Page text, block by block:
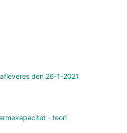
den 26-1-2021
- teori